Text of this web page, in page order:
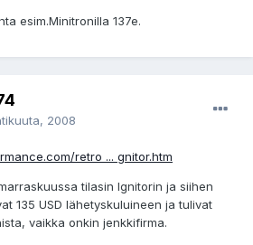
esim.Minitronilla 137e.
2008
retro ... gnitor.htm
tilasin Ignitorin ja siihen
135 USD lähetyskuluineen ja tulivat
vaikka onkin jenkkifirma.